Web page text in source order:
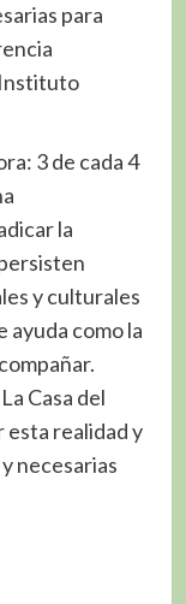
para
3 de cada 4
la
y culturales
ayuda como la
Casa del
realidad y
necesarias